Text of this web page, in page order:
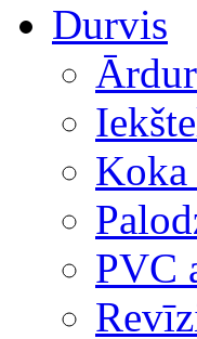
Durvis
PVC